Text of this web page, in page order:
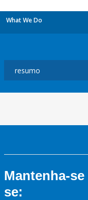
What We Do
Mantenha-
se: